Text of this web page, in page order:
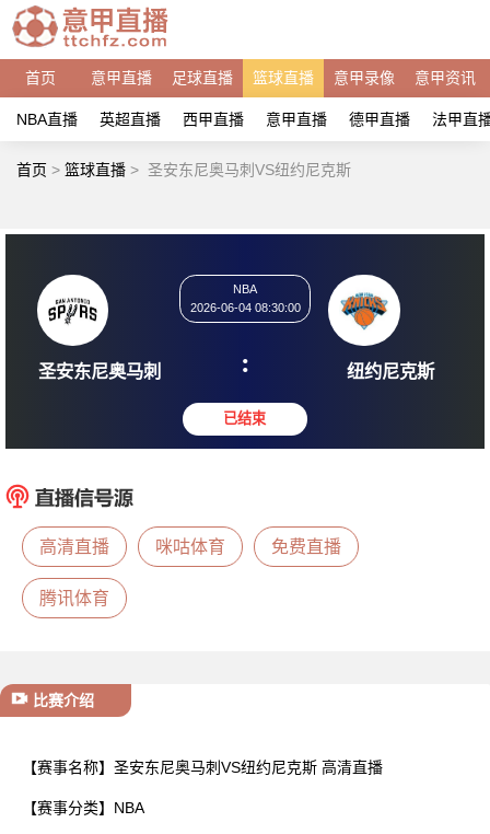
首页 意甲直播 足球直播 篮球直播 意甲录像 意甲资讯
NBA直播 英超直播 西甲直播 意甲直播 德甲直播 法甲直
首页 > 篮球直播 > 圣安东尼奥马刺VS纽约尼克斯
圣安东尼奥马刺
2026-06-04 08:30:00
: 纽约
高清直播 咪咕体育 免费直播
腾讯体育
比赛介绍
【赛事名称】 圣安东尼奥马刺VS纽约尼克斯 高清直播
【赛事分类】 NBA